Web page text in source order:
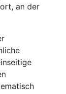
an der